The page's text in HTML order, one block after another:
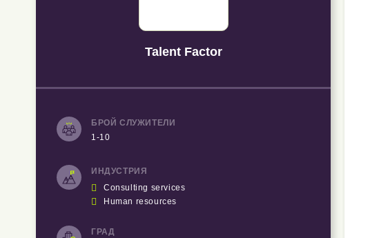
Talent Factor
БРОЙ СЛУЖИТЕЛИ
1-10
ИНДУСТРИЯ
 Consulting services
 Human resources
ГРАД